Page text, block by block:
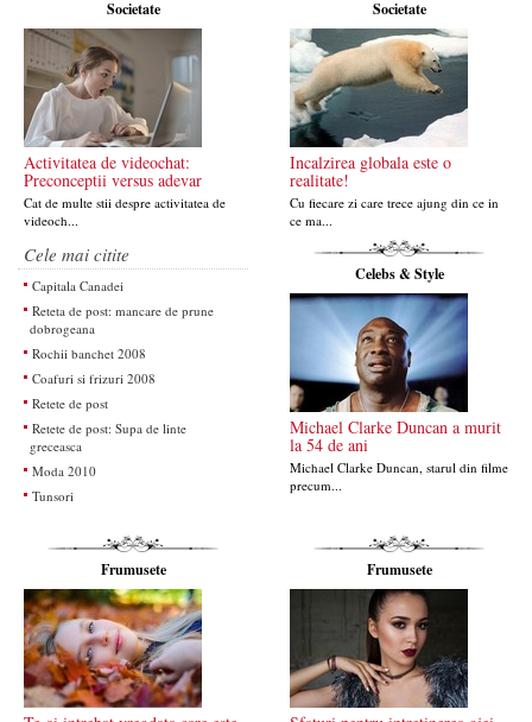
Societate
Activitatea de videochat:
Preconceptii versus adevar
Cat de multe stii despre activitatea de
videoch...
Societate
Incalzirea globala este o
realitate!
Cu fiecare zi care trece ajung din ce in
ce ma...
Cele mai citite
Capitala Canadei
Reteta de post: mancare de prune
dobrogeana
Rochii banchet 2008
Coafuri si frizuri 2008
Retete de post
Retete de post: Supa de linte
greceasca
Moda 2010
Tunsori
Celebs & Style
Michael Clarke Duncan a murit
la 54 de ani
Michael Clarke Duncan, starul din filme
precum...
Frumusete Frumusete